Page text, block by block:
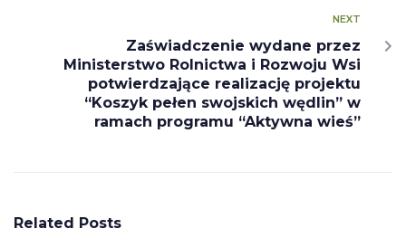
NEXT
Zaświadczenie wydane przez
Ministerstwo Rolnictwa i Rozwoju Wsi
potwierdzające realizację projektu
“Koszyk pełen swojskich wędlin” w
ramach programu “Aktywna wieś”
Related Posts